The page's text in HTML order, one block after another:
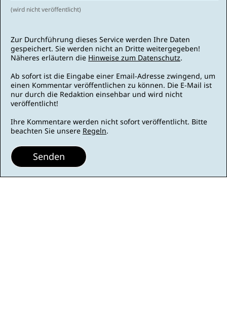
(wird nicht veröffentlicht)
Zur Durchführung dieses Service werden Ihre Daten
gespeichert. Sie werden nicht an Dritte weitergegeben!
Näheres erläutern die Hinweise zum Datenschutz.
Ab sofort ist die Eingabe einer Email-Adresse zwingend, um
einen Kommentar veröffentlichen zu können. Die E-Mail ist
nur durch die Redaktion einsehbar und wird nicht
veröffentlicht!
Ihre Kommentare werden nicht sofort veröffentlicht. Bitte
beachten Sie unsere Regeln.
Senden